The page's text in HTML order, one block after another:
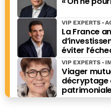
La France
éviter
échelle ?
VIP EXPERTS
Viager
décryptage
VIP EXPERTS